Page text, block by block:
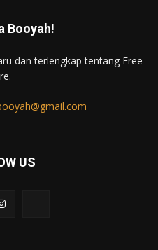
Booyah!
dan terlengkap tentang Free
US